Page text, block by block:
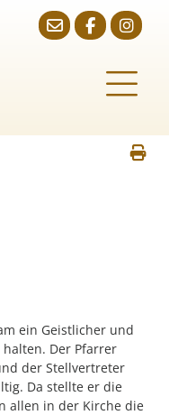
ein Geistlicher und
Der Pfarrer
der Stellvertreter
Da stellte er die
allen in der Kirche die